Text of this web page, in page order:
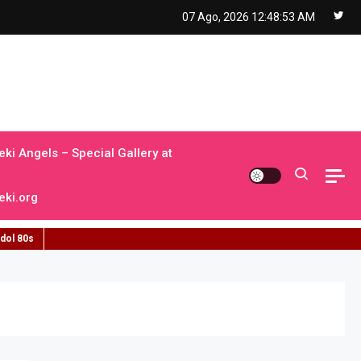
07 Ago, 2026 12:48:55 AM
Angels – Special Gallery at
80s